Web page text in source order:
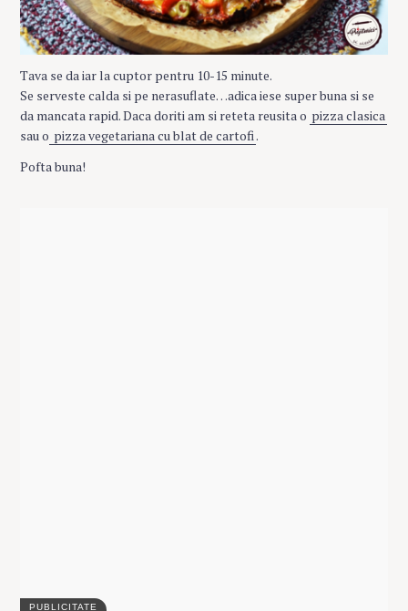
Tava se da iar la cuptor pentru 10-15 minute.
Se serveste calda si pe nerasuflate…adica iese super buna si se
da mancata rapid. Daca doriti am si reteta reusita o pizza clasica
sau o pizza vegetariana cu blat de cartofi .
Pofta buna!